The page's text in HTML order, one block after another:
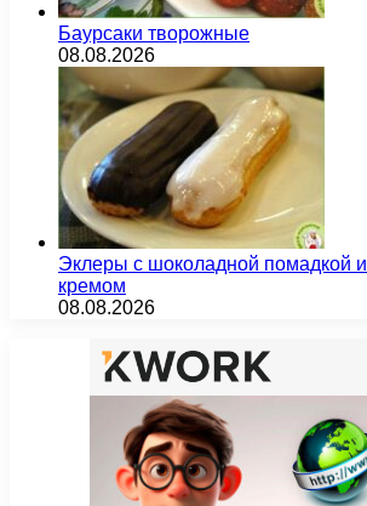
Баурсаки творожные
08.08.2026
Эклеры с шоколадной помадкой
кремом
08.08.2026